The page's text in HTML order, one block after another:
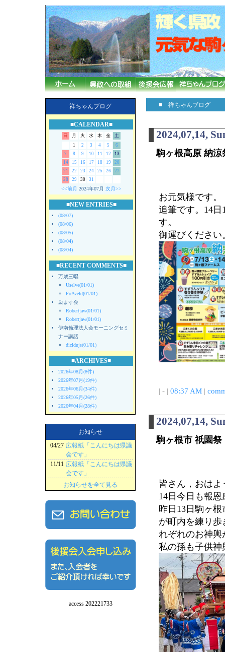
祥ちゃんブログ
■CALENDAR■
日 月 火 水 木 金
土
1
2 3 4 5
6
7
8 9 10 11 12
13
14
15 16 17 18 19
20
21
22 23 24 25 26
27
28
29 30 31
<<前月 2024年07月 次月>>
■NEW ENTRIES■
(08/07)
(08/06)
(08/05)
(08/04)
(08/04)
■RECENT COMMENTS■
万歳三唱
Uselve(01/01)
PoAveld(01/01)
励ます会
Robertjaw(01/01)
Robertjaw(01/01)
伊南倫理法人会モーニングセミ
ナー講話
dicldujs(01/01)
■ARCHIVES■
2026年08月(8件)
2026年07月(19件)
2026年06月(34件)
2026年05月(26件)
2026年04月(28件)
お知らせ
04/27 広報紙「こんにちは県議
会です」
11/11 広報紙「こんにちは県議
会です」
お知らせを全て見る
access 202221733
■ 祥ちゃんブログ
2024,07,14,
駒ヶ根高原 納涼
お元気様です。
追筆です。14
す。
御運びください
| - | 08:37 AM|
2024,07,14,
駒ヶ根市 祇園祭
皆さん，おは
14日今日も報
昨日13日駒ヶ
が町内を練り
れぞれのお神輿
私の孫も子供